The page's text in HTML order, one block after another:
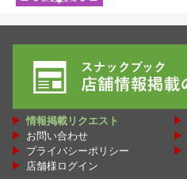
情報掲載リクエスト
お問い合わせ
プライバシーポリシー
店舗様ログイン